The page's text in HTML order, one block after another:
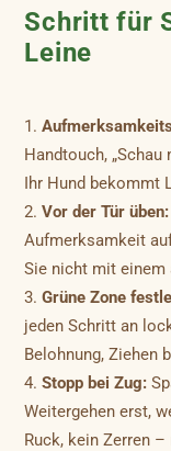
Schritt für
Leine
Handtouch,
Ihr Hund bekommt
Vor der Tür üben:
Aufmerksamkeit
Sie nicht mit einem
Grüne Zone
jeden Schritt an
Belohnung, Ziehen
Stopp bei Zug:
Weitergehen erst,
Ruck, kein Zerren